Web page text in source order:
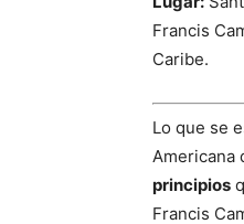
Francis
Caribe.
Lo que se
Americana
principios
Francis